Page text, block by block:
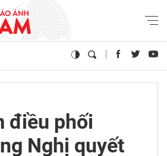
điều phối
Nghị quyết